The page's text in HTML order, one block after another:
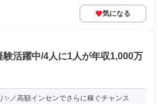
気になる
験活躍中/4人に1人が年収1,000万
✨／高額インセンでさらに稼ぐチャンス